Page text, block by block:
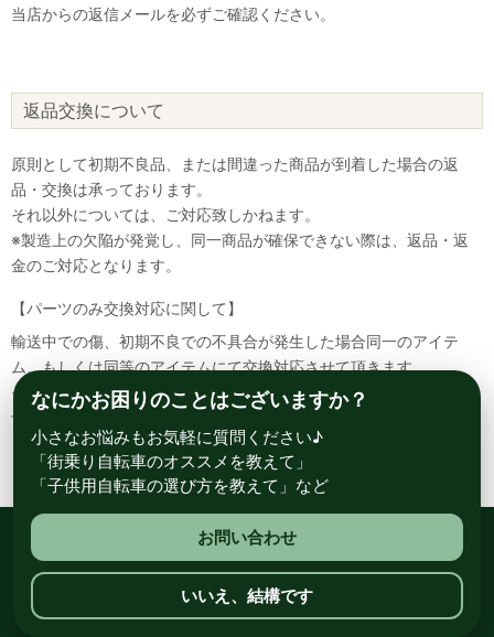
当店からの返信メールを必ずご確認ください。
返品交換について
原則として初期不良品、または間違った商品が到着した場合の返
品・交換は承っております。
それ以外については、ご対応致しかねます。
※製造上の欠陥が発覚し、同一商品が確保できない際は、返品・返
金のご対応となります。
【パーツのみ交換対応に関して】
輸送中での傷、初期不良での不具合が発生した場合同一のアイテ
ム、もしくは同等のアイテムにて交換対応させて頂きます。
その場合該当部品を着払いにて返送して頂く必要が御座いますので
予めご了承ください。
総合自転車専門店 サイクルスポット ル・サイク
なにかお困りのことはございますか？
小さなお悩みもお気軽に質問ください♪
「街乗り自転車のオススメを教えて」
「子供用自転車の選び方を教えて」など
お問い合わせ
いいえ、結構です